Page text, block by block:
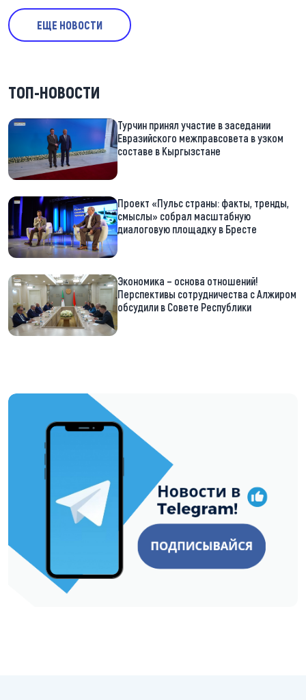
ЕЩЕ НОВОСТИ
ТОП-НОВОСТИ
Турчин принял участие в заседании
Евразийского межправсовета в узком
составе в Кыргызстане
Проект «Пульс страны: факты, тренды,
смыслы» собрал масштабную
диалоговую площадку в Бресте
Экономика – основа отношений!
Перспективы сотрудничества с Алжиром
обсудили в Совете Республики
https://t.me/minskctvby